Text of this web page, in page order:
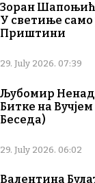
Зоран
У светиње
Приштини
29. July 2026. 07:39
Љубомир
Битке на
Беседа)
29. July 2026. 06:02
Валентина